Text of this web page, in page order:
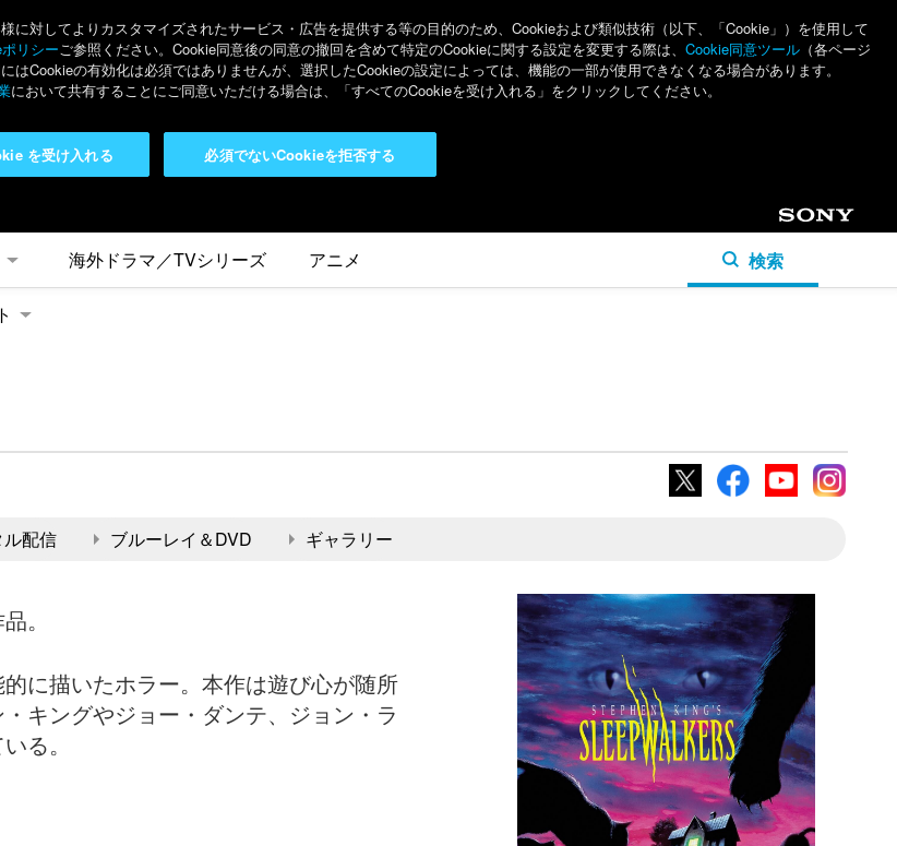
対してよりカスタマイズされたサービス・広告を提供する等の目的のため、Cookieおよび類似技術（以下、「Cookie」）を使用して
リシーご参照ください。Cookie同意後の同意の撤回を含めて特定のCookieに関する設定を変更する際は、 Cookie同意ツール （各ページ
Cookieの有効化は必須ではありませんが、選択したCookieの設定によっては、機能の一部が使用できなくなる場合があります。
において共有することにご同意いただける場合は、「すべてのCookieを受け入れる」をクリックしてください。
必須でないCookieを拒否する
を受け入れる
Sony
海外ドラマ／TVシリーズ アニメ 検索
X FacebookYouTubeInstagram
配信
ブルーレイ＆DVD ギャラリー
。
に描いたホラー。本作は遊び心が随所
キングやジョー・ダンテ、ジョン・ラ
る。